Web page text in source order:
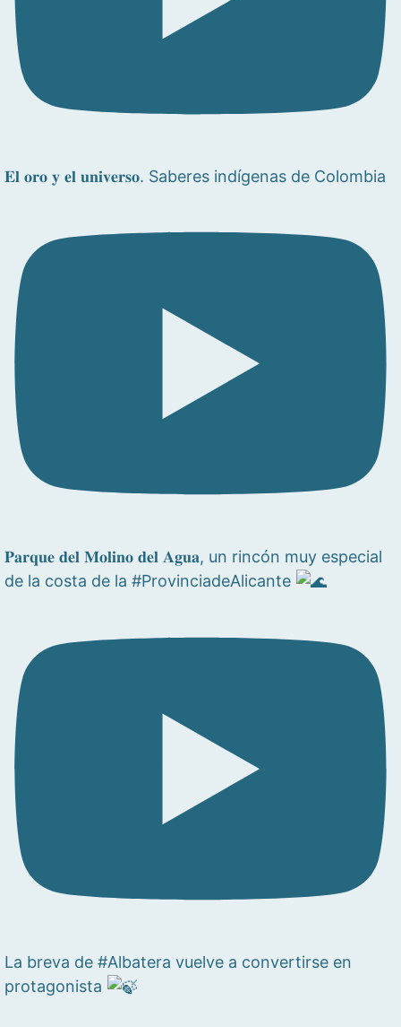
𝐄𝐥 𝐨𝐫𝐨 𝐲 𝐞𝐥 𝐮𝐧𝐢𝐯𝐞𝐫𝐬𝐨. Saberes indígenas de Colombia
𝐏𝐚𝐫𝐪𝐮𝐞 𝐝𝐞𝐥 𝐌𝐨𝐥𝐢𝐧𝐨 𝐝𝐞𝐥 𝐀𝐠𝐮𝐚, un rincón muy especial
de la costa de la #ProvinciadeAlicante
La breva de #Albatera vuelve a convertirse en
protagonista